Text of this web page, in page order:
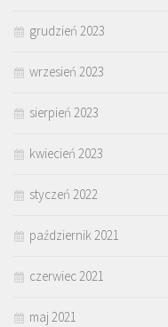
grudzień 2023
wrzesień 2023
sierpień 2023
kwiecień 2023
styczeń 2022
październik 2021
czerwiec 2021
maj 2021